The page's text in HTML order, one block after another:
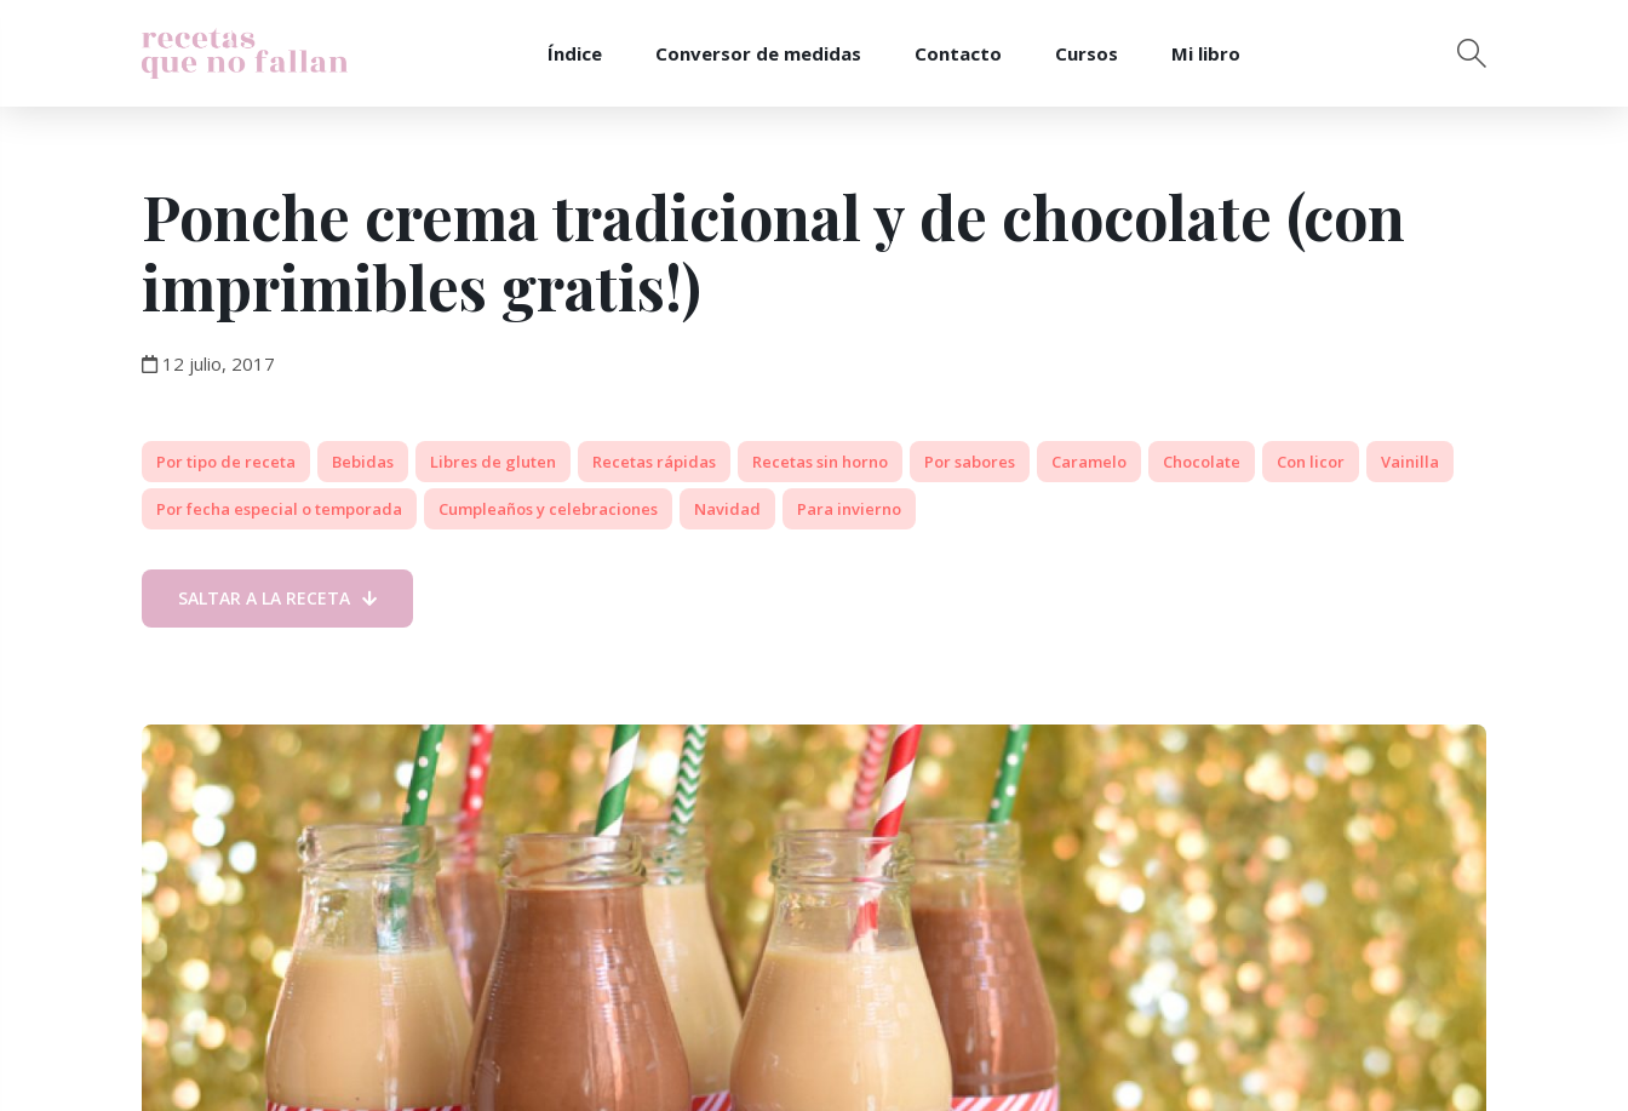
Índice Conversor de medidas Contacto Cursos Mi libro
Ponche crema tradicional y de chocolate (con
imprimibles gratis!)
12 julio, 2017
Por tipo de receta Bebidas Libres de gluten Recetas rápidas Recetas sin horno Por sabores Caramelo Chocolate Con licor Vainilla
Por fecha especial o temporada Cumpleaños y celebraciones Navidad Para invierno
SALTAR A LA RECETA